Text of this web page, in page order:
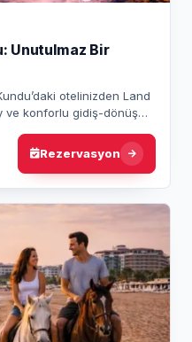
Unutulmaz Bir
otelinizden Land
ve konforlu gidiş-dönüş
Rezervasyon